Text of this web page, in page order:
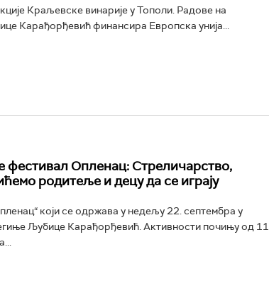
Краљевске винарије у Тополи. Радове на
Карађорђевић финансира Европска унија...
фестивал Опленац: Стреличарство,
родитеље и децу да се играју
који се одржава у недељу 22. септембра у
Љубице Карађорђевић. Активности почињу од 11